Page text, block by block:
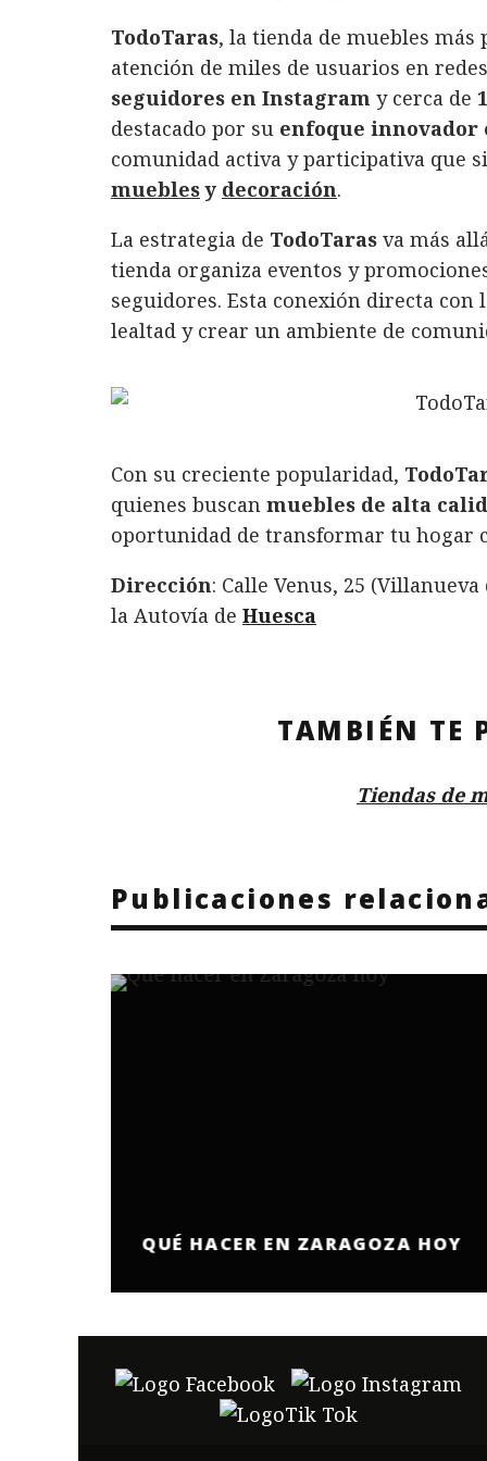
c
e
b
o
o
k
it
te
r
n
k
e
d
I
n
at
s
A
p
p
ai
l
m
p
a
rt
TodoTaras, la tienda de muebles más
atención de miles de usuarios en
seguidores en Instagram y cerca de
destacado por su enfoque innovador
comunidad activa y participativa que
mueblesy decoración.
La estrategia de TodoTaras va más
tienda organiza eventos y
seguidores. Esta conexión directa
lealtad y crear un ambiente de
Con su creciente popularidad,
quienes buscan muebles de alta
oportunidad de transformar tu hogar
Dirección: Calle Venus, 25
la Autovía de Huesca
TAMBIÉN TE
Tiendas de
Publicaciones
QUÉ HACER EN ZARAGOZA HOY